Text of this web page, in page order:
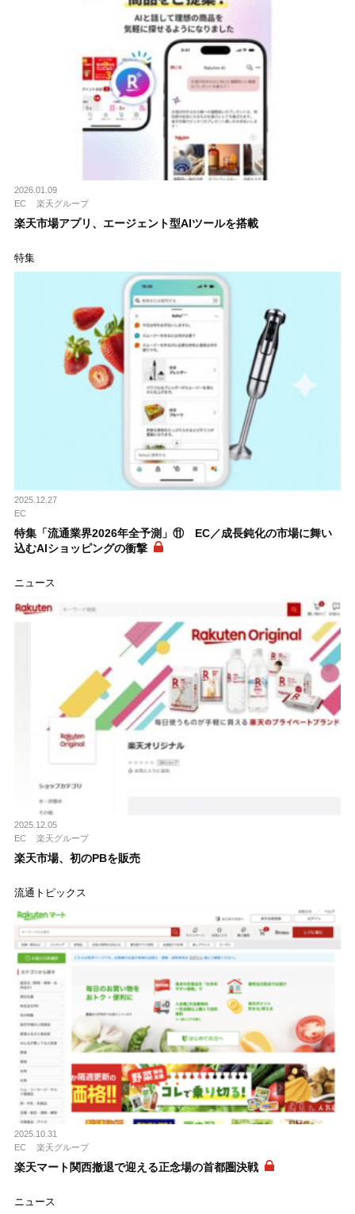
2026.01.09
EC
楽天グループ
楽天市場アプリ、エージェント型AIツールを搭載
特集
2025.12.27
EC
特集「流通業界2026年全予測」⑪ EC／成長鈍化の市場に舞い
込むAIショッピングの衝撃
ニュース
2025.12.05
EC
楽天グループ
楽天市場、初のPBを販売
流通トピックス
2025.10.31
EC
楽天グループ
楽天マート関西撤退で迎える正念場の首都圏決戦
ニュース